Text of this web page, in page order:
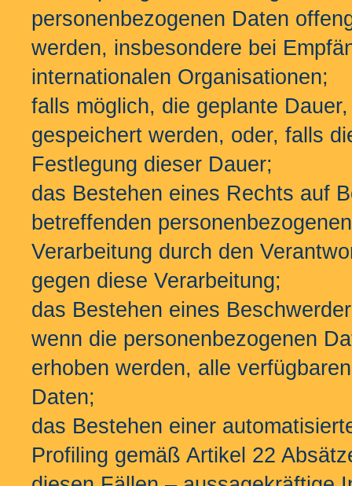
personenbezogenen Daten
werden, insbesondere bei
internationalen Organisationen;
falls möglich, die geplante
gespeichert werden, oder, falls
Festlegung dieser Dauer;
das Bestehen eines Rechts auf
betreffenden
Verarbeitung durch den
gegen diese Verarbeitung;
das Bestehen eines
wenn die personenbezogenen
erhoben werden, alle
Daten;
das Bestehen einer
Profiling gemäß Artikel 22